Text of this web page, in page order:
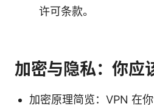
许可条款。
加密与隐私：你应
加密原理简览：VPN 在